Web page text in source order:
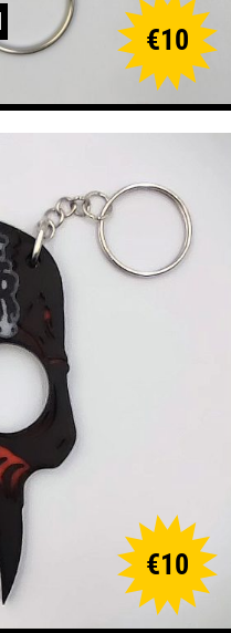
€10
€10